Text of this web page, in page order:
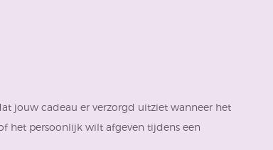
jouw cadeau er verzorgd uitziet wanneer het
het persoonlijk wilt afgeven tijdens een